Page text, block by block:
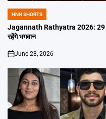
POSTED
IN
HNN SHORTS
Jagannath Rathyatra 2026: 29 जून
रहेंगे भगवान
on
June 28, 2026